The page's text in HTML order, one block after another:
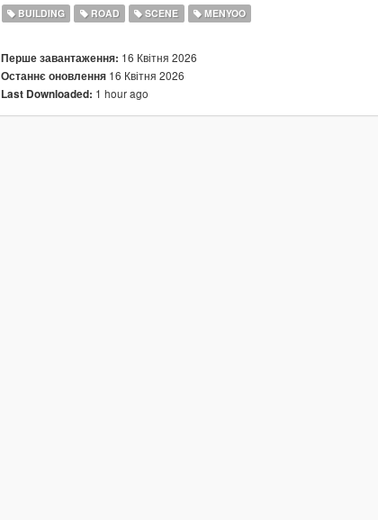
BUILDING ROAD SCENE MENYOO
Перше завантаження: 16 Квітня 2026
Останнє оновлення16 Квітня 2026
Last Downloaded: 1 hour ago